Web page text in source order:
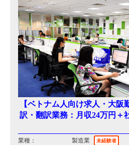
【ベトナム人向け求人・大阪
訳・翻訳業務：月収24万円＋
業種： 製造業 未経験者